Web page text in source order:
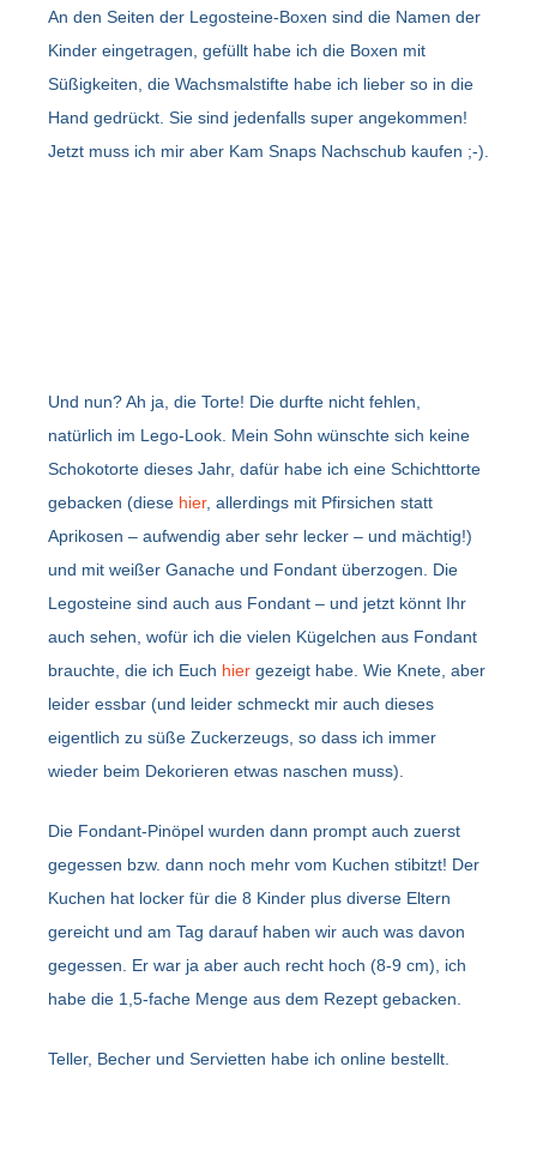
An den Seiten der Legosteine-Boxen sind die Namen der
Kinder eingetragen, gefüllt habe ich die Boxen mit
Süßigkeiten, die Wachsmalstifte habe ich lieber so in die
Hand gedrückt. Sie sind jedenfalls super angekommen!
Jetzt muss ich mir aber Kam Snaps Nachschub kaufen ;-).
Und nun? Ah ja, die Torte! Die durfte nicht fehlen,
natürlich im Lego-Look. Mein Sohn wünschte sich keine
Schokotorte dieses Jahr, dafür habe ich eine Schichttorte
gebacken (diese hier, allerdings mit Pfirsichen statt
Aprikosen – aufwendig aber sehr lecker – und mächtig!)
und mit weißer Ganache und Fondant überzogen. Die
Legosteine sind auch aus Fondant – und jetzt könnt Ihr
auch sehen, wofür ich die vielen Kügelchen aus Fondant
brauchte, die ich Euch hier gezeigt habe. Wie Knete, aber
leider essbar (und leider schmeckt mir auch dieses
eigentlich zu süße Zuckerzeugs, so dass ich immer
wieder beim Dekorieren etwas naschen muss).
Die Fondant-Pinöpel wurden dann prompt auch zuerst
gegessen bzw. dann noch mehr vom Kuchen stibitzt! Der
Kuchen hat locker für die 8 Kinder plus diverse Eltern
gereicht und am Tag darauf haben wir auch was davon
gegessen. Er war ja aber auch recht hoch (8-9 cm), ich
habe die 1,5-fache Menge aus dem Rezept gebacken.
Teller, Becher und Servietten habe ich online bestellt.